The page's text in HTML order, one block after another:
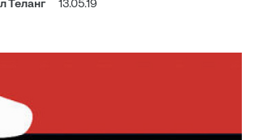
Теланг 13.05.19